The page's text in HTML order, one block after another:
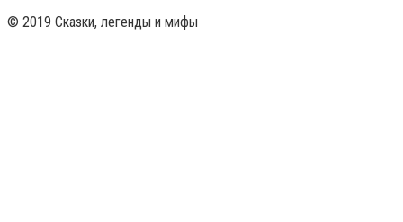
© 2019 Сказки, легенды и мифы